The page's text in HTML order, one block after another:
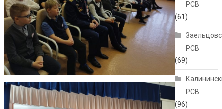
РСВ
(61)
РСВ
(69)
РСВ
(96)